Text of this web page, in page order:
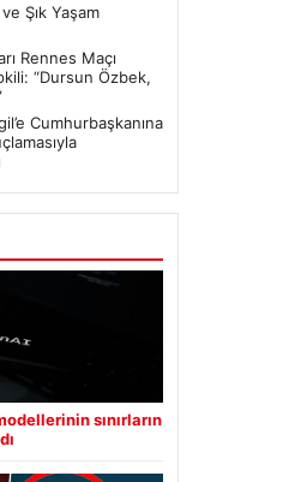
Şık Yaşam
Rennes Maçı
“Dursun Özbek,
Cumhurbaşkanına
sınırların